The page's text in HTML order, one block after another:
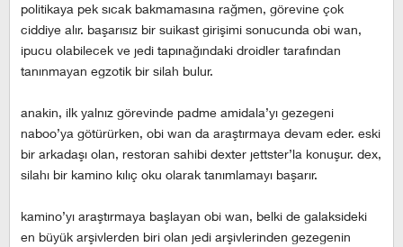
politikaya pek sıcak bakmamasına rağmen, görevine çok
ciddiye alır. başarısız bir suikast girişimi sonucunda obi wan,
ipucu olabilecek ve jedi tapınağındaki droidler tarafından
tanınmayan egzotik bir silah bulur.
anakin, ilk yalnız görevinde padme amidala’yı gezegeni
naboo’ya götürürken, obi wan da araştırmaya devam eder. eski
bir arkadaşı olan, restoran sahibi dexter jettster’la konuşur. dex,
silahı bir kamino kılıç oku olarak tanımlamayı başarır.
kamino’yı araştırmaya başlayan obi wan, belki de galaksideki
en büyük arşivlerden biri olan jedi arşivlerinden gezegenin